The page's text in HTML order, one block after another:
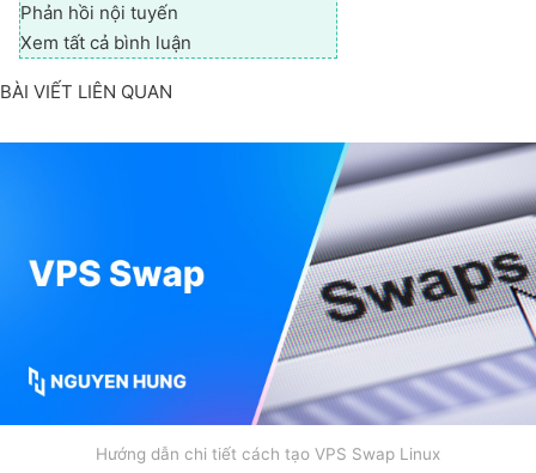
Phản hồi nội tuyến
Xem tất cả bình luận
BÀI VIẾT LIÊN QUAN
Hướng dẫn chi tiết cách tạo VPS Swap Linux